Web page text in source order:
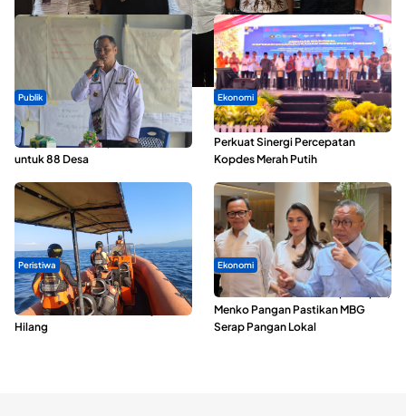
Publik
ABDESI Morotai Apresiasi
Penyaluran ADD Rp3,13 Miliar
untuk 88 Desa
Ekonomi
Seminar di Ternate, Mendes
Perkuat Sinergi Percepatan
Kopdes Merah Putih
Peristiwa
Dua Longboat Bertabrakan di
Perairan Taliabu, Satu Nelayan
Hilang
Ekonomi
SPPG di Maluku Utara Dipercepat,
Menko Pangan Pastikan MBG
Serap Pangan Lokal